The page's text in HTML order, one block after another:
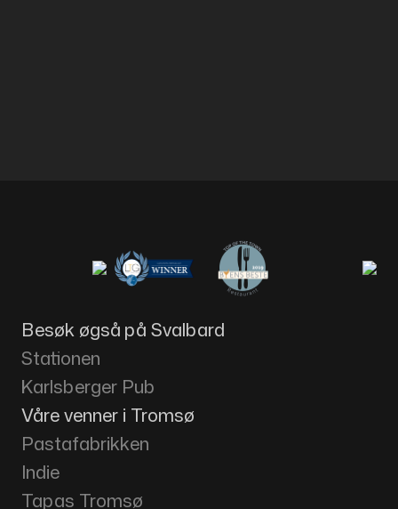
Besøk øgså på Svalbard
Stationen
Karlsberger Pub
Våre venner i Tromsø
Pastafabrikken
Indie
Tapas Tromsø